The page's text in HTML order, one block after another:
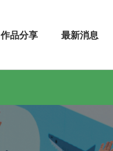
作品分享 最新消息